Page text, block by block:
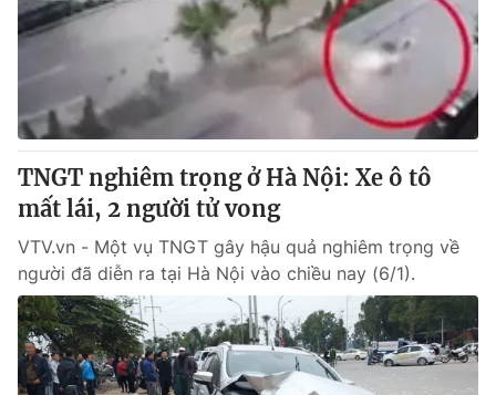
® Cấm sao chép dưới mọi hình thức nếu không có sự chấp
thuận bằng văn bản. Ghi rõ nguồn VTV.vn khi phát hành lại
thông tin từ website này.
TNGT nghiêm trọng ở Hà Nội: Xe ô tô
mất lái, 2 người tử vong
VTV.vn - Một vụ TNGT gây hậu quả nghiêm trọng về
người đã diễn ra tại Hà Nội vào chiều nay (6/1).